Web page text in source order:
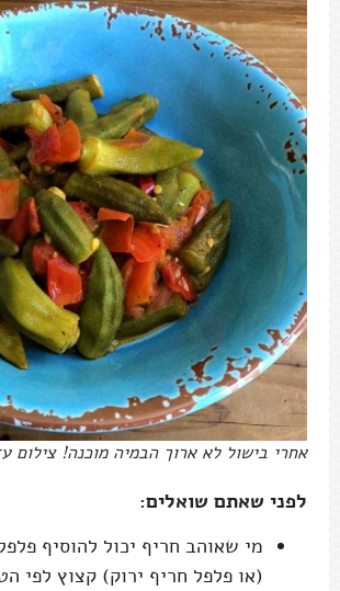
אחרי בישול לא ארוך הבמיה מוכנה! צילום
לפני שאתם שואלים:
מי שאוהב חריף יכול להוסיף
(או פלפל חריף ירוק) קצוץ לפי